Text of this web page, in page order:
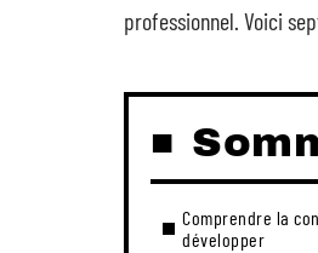
professionnel. Voici
Comprendre la
développer